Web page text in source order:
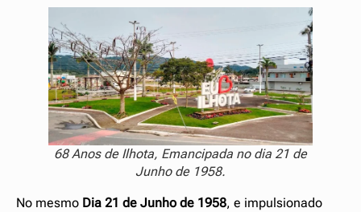
68 Anos de Ilhota, Emancipada no dia 21 de
Junho de 1958.
No mesmo Dia 21 de Junho de 1958, e impulsionado